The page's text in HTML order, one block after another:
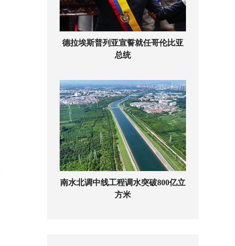
德拉埃斯普列亚宣誓就任哥伦比亚
总统
南水北调中线工程调水突破800亿立
方米